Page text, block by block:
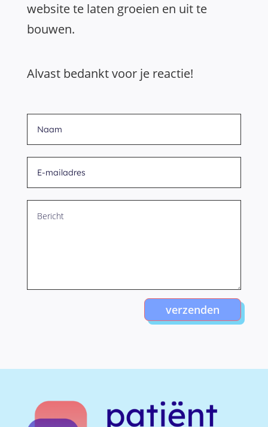
website te laten groeien en uit te
bouwen.
Alvast bedankt voor je reactie!
verzenden